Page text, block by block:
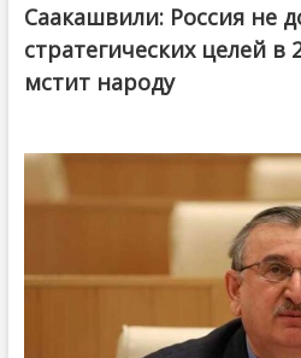
Саакашвили: Россия не
стратегических целей в
мстит народу